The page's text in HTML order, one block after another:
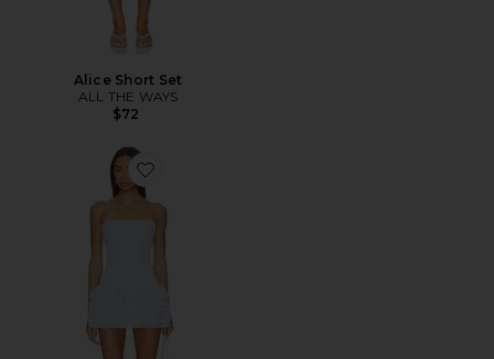
Alice Short Set
ALL THE WAYS
$72
Favorite Laureline Romper